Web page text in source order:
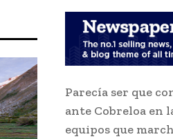
Parecía ser que
ante Cobreloa en
equipos que